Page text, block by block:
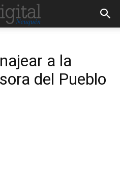
a la
del Pueblo